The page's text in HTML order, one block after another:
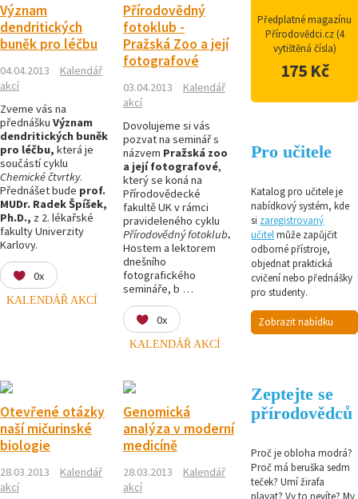
Význam
dendritických
buněk pro léčbu
04.04.2013
Kalendář
akcí
Zveme vás na
přednášku Význam
dendritických buněk
pro léčbu, která je
součástí cyklu
Chemické čtvrtky.
Přednášet bude prof.
MUDr. Radek Špíšek,
Ph.D., z 2. lékařské
fakulty Univerzity
Karlovy.
0x
KALENDÁŘ AKCÍ
Přírodovědný
fotoklub -
Pražská Zoo a její
fotografové
03.04.2013
Kalendář
akcí
Dovolujeme si vás
pozvat na seminář s
názvem Pražská zoo
a její fotografové,
který se koná na
Přírodovědecké
fakultě UK v rámci
pravideleného cyklu
Přírodovědný fotoklub.
Hostem a lektorem
dnešního
fotografického
semináře, b …
0x
KALENDÁŘ AKCÍ
Otevřené otázky
naší mičurinské
biologie
28.03.2013
Kalendář
akcí
Genomická
analýza v moderní
medicíně
28.03.2013
Kalendář
akcí
Předplatné magazínu
Přírodovědci.cz (4
vytištěná čísla)
175 Kč
Pro učitele
Katalog pro učitele je
nabídkový systém, kde
si zaregistrovaný
učitelmůže zapůjčit
odborné přístroje,
objednat praktická
cvičení nebo přednášky
pro studenty.
Zobrazit nabídku
Zeptejte se
přírodovědců
Proč je obloha modrá?
Proč má beruška sedm
teček? Umí žirafa